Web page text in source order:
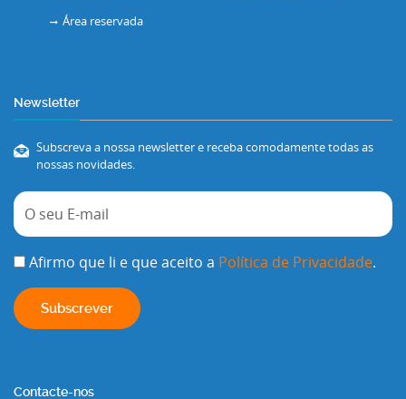
Área reservada
Newsletter
Subscreva a nossa newsletter e receba comodamente todas as
nossas novidades.
Afirmo que li e que aceito a Política de Privacidade.
Contacte-nos